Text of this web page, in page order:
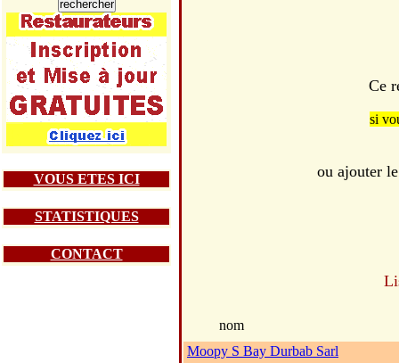
VOUS ETES ICI
STATISTIQUES
CONTACT
Ce
si
ou ajouter
nom
Moopy S Bay Durbab Sarl